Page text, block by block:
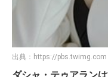
出典： https://pbs.twimg.com